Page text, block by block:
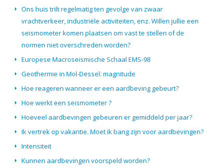
Ons huis trilt regelmatig ten gevolge van zwaar
vrachtverkeer, industriële activiteiten, enz. Willen jullie een
seismometer komen plaatsen om vast te stellen of de
normen niet overschreden worden?
Europese Macroseismische Schaal EMS-98
Geothermie in Mol-Dessel: magnitude
Hoe reageren wanneer er een aardbeving gebeurt?
Hoe werkt een seismometer ?
Hoeveel aardbevingen gebeuren er gemiddeld per jaar?
Ik vertrek op vakantie. Moet ik bang zijn voor aardbevingen?
Intensiteit
Kunnen aardbevingen voorspeld worden?